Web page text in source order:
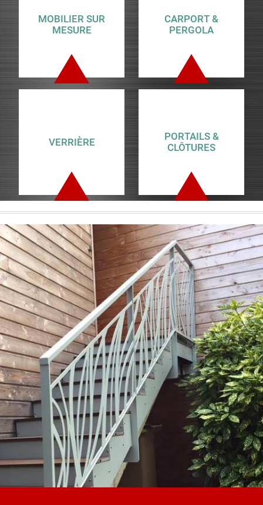
MOBILIER SUR
MESURE
CARPORT &
PERGOLA
VERRIÈRE
PORTAILS &
CLÔTURES